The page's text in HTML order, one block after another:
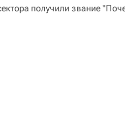
получили звание